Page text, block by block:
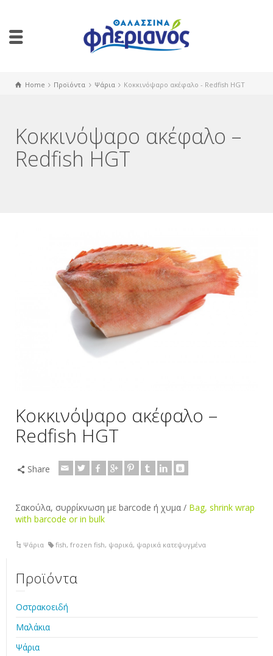
Home Προϊόντα Ψάρια Κοκκινόψαρο ακέφαλο - Redfish HGT
Κοκκινόψαρο ακέφαλο –
Redfish HGT
Κοκκινόψαρο ακέφαλο –
Redfish HGT
Share
Σακούλα, συρρίκνωση με barcode ή χυμα / Bag, shrink wrap
with barcode or in bulk
Ψάρια fish,frozen fish, ψαρικά, ψαρικά κατεψυγμένα
Προϊόντα
Οστρακοειδή
Μαλάκια
Ψάρια